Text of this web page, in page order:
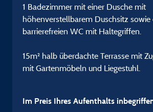
1 Badezimmer mit einer Dusche mit
höhenverstellbarem Duschsitz sowie
barrierefreien WC mit Haltegriffen.
15m² halb überdachte Terrasse mit
mit Gartenmöbeln und Liegestuhl.
Im Preis Ihres Aufenthalts